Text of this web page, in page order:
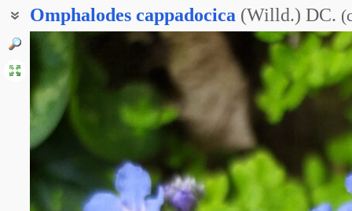
Omphalodes cappadocica (Willd.) DC. (